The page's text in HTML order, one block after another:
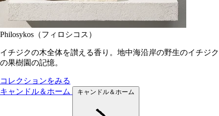
Philosykos（フィロシコス）
イチジクの木全体を讃える香り。地中海沿岸の野生のイチジク
の果樹園の記憶。
コレクションをみる
キャンドル＆ホーム
キャンドル＆ホーム